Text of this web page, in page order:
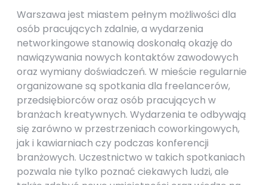
Warszawa jest miastem pełnym możliwości dla
osób pracujących zdalnie, a wydarzenia
networkingowe stanowią doskonałą okazję do
nawiązywania nowych kontaktów zawodowych
oraz wymiany doświadczeń. W mieście regularnie
organizowane są spotkania dla freelancerów,
przedsiębiorców oraz osób pracujących w
branżach kreatywnych. Wydarzenia te odbywają
się zarówno w przestrzeniach coworkingowych,
jak i kawiarniach czy podczas konferencji
branżowych. Uczestnictwo w takich spotkaniach
pozwala nie tylko poznać ciekawych ludzi, ale